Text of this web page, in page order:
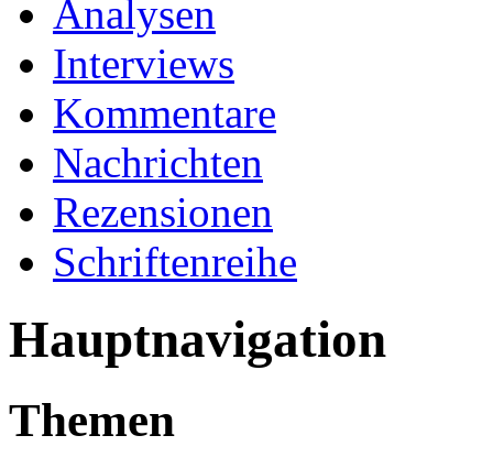
Analysen
Interviews
Kommentare
Nachrichten
Rezensionen
Schriftenreihe
Hauptnavigation
Themen